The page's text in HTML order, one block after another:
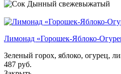
Лимонад «Горошек-Яблоко-
Зеленый горох, яблоко, огурец,
487 руб.